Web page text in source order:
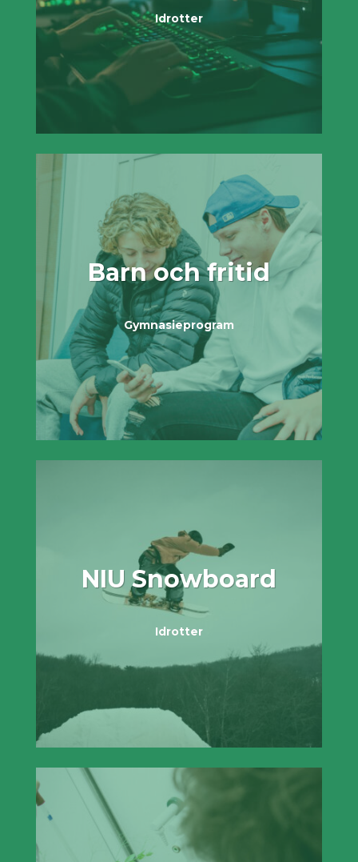
Idrotter
Barn och fritid
Gymnasieprogram
NIU Snowboard
Idrotter